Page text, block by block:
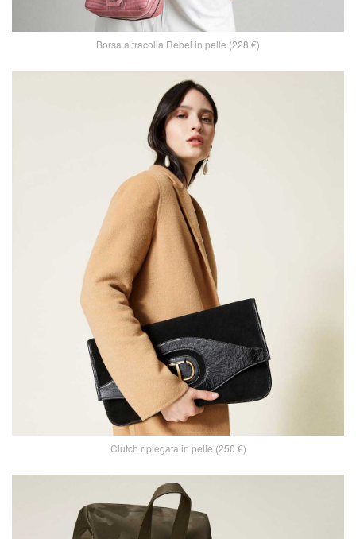
Borsa a tracolla Rebel in pelle (228 €)
Clutch ripiegata in pelle (250 €)